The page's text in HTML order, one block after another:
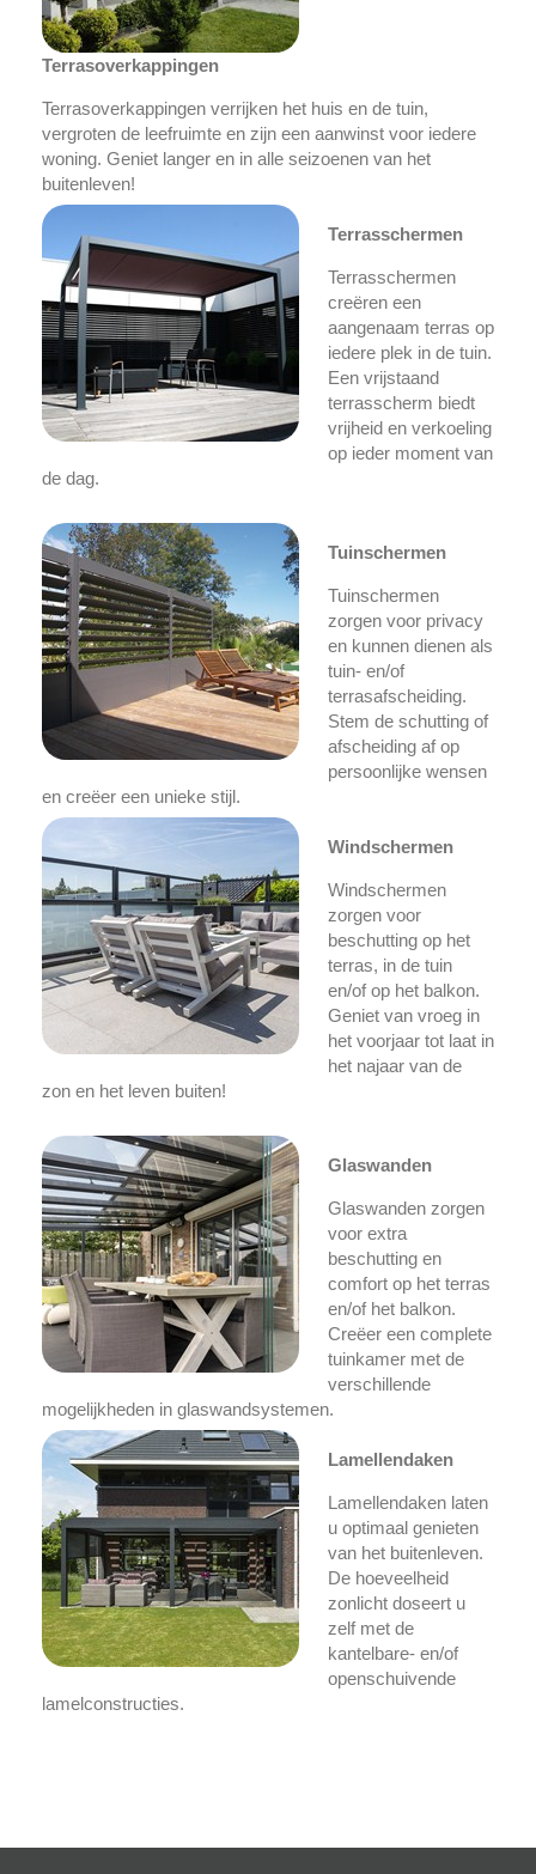
Terrasoverkappingen
Terrasoverkappingen verrijken het huis en de tuin,
vergroten de leefruimte en zijn een aanwinst voor iedere
woning. Geniet langer en in alle seizoenen van het
buitenleven!
Terrasschermen
Terrasschermen
creëren een
aangenaam terras op
iedere plek in de tuin.
Een vrijstaand
terrasscherm biedt
vrijheid en verkoeling
op ieder moment van
de dag.
Tuinschermen
Tuinschermen
zorgen voor privacy
en kunnen dienen als
tuin- en/of
terrasafscheiding.
Stem de schutting of
afscheiding af op
persoonlijke wensen
en creëer een unieke stijl.
Windschermen
Windschermen
zorgen voor
beschutting op het
terras, in de tuin
en/of op het balkon.
Geniet van vroeg in
het voorjaar tot laat in
het najaar van de
zon en het leven buiten!
Glaswanden
Glaswanden zorgen
voor extra
beschutting en
comfort op het terras
en/of het balkon.
Creëer een complete
tuinkamer met de
verschillende
mogelijkheden in glaswandsystemen.
Lamellendaken
Lamellendaken laten
u optimaal genieten
van het buitenleven.
De hoeveelheid
zonlicht doseert u
zelf met de
kantelbare- en/of
openschuivende
lamelconstructies.